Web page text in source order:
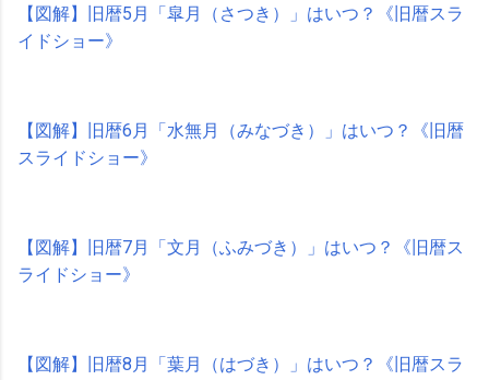
【図解】旧暦5月「皐月（さつき）」はいつ？《旧暦スラ
イドショー》
【図解】旧暦6月「水無月（みなづき）」はいつ？《旧暦
スライドショー》
【図解】旧暦7月「文月（ふみづき）」はいつ？《旧暦ス
ライドショー》
【図解】旧暦8月「葉月（はづき）」はいつ？《旧暦スラ